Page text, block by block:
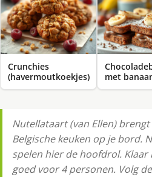
Crunchies
(havermoutkoekjes)
met
Nutellataart (van Ellen)
Belgische keuken op je bord.
spelen hier de hoofdrol.
goed voor 4 personen. Volg